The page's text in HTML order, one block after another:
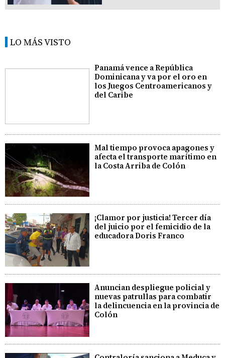
LO MÁS VISTO
Panamá vence a República
Dominicana y va por el oro en
los Juegos Centroamericanos y
del Caribe
Mal tiempo provoca apagones y
afecta el transporte marítimo en
la Costa Arriba de Colón
¡Clamor por justicia! Tercer día
del juicio por el femicidio de la
educadora Doris Franco
Anuncian despliegue policial y
nuevas patrullas para combatir
la delincuencia en la provincia de
Colón